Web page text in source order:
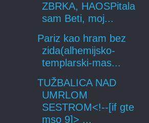
ZBRKA, HAOSPitala
sam Beti, moj...
Pariz kao hram bez
zida(alhemijsko-
templarski-mas...
TUŽBALICA NAD
UMRLOM
SESTROM<!--[if gte
mso 9]> ...